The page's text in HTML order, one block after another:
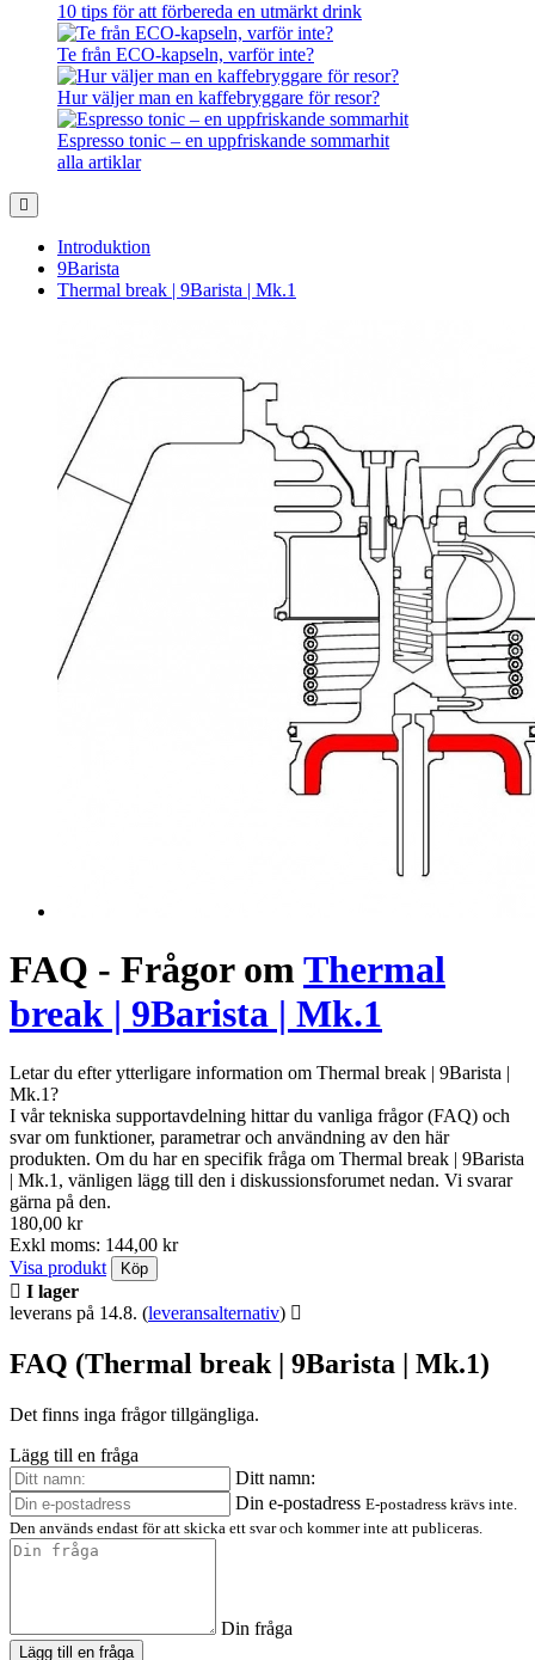
10 tips för att förbereda en utmärkt drink
Te från ECO-kapseln, varför inte?
Hur väljer man en kaffebryggare för resor?
Espresso tonic – en uppfriskande sommarhit
alla artiklar
Introduktion
9Barista
Thermal break | 9Barista | Mk.1
FAQ - Frågor omThermal
break | 9Barista | Mk.1
Letar du efter ytterligare information om Thermal break | 9Barista |
Mk.1?
I vår tekniska supportavdelning hittar du vanliga frågor (FAQ) och
svar om funktioner, parametrar och användning av den här
produkten. Om du har en specifik fråga om Thermal break | 9Barista
| Mk.1, vänligen lägg till den i diskussionsforumet nedan. Vi svarar
gärna på den.
180,00 kr
Exkl moms: 144,00 kr
Visa produkt
Köp
I lager
leverans på 14.8. (leveransalternativ)
FAQ (Thermal break | 9Barista | Mk.1)
Det finns inga frågor tillgängliga.
Lägg till en fråga
Ditt namn:
Din e-postadress E-postadress krävs inte.
Den används endast för att skicka ett svar och kommer inte att publiceras.
Din fråga
Lägg till en fråga